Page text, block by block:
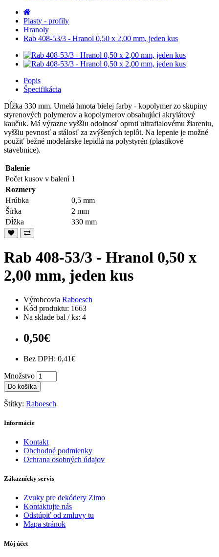
Plasty - profily
Hranoly
Rab 408-53/3 - Hranol 0,50 x 2,00 mm, jeden kus
Popis
Špecifikácia
Dĺžka 330 mm. Umelá hmota bielej farby - kopolymer zo skupiny
styrenových polymerov a kopolymerov obsahujúci akrylátový
kaučuk. Má výrazne vyššiu odolnosť oproti ultrafialovému žiareniu,
vyššiu pevnosť a stálosť za zvýšených teplôt. Na lepenie je možné
použiť bežné modelárske lepidlá na polystyrén (plastikové
stavebnice).
Balenie
Počet kusov v balení 1
Rozmery
Hrúbka
0,5 mm
Šírka
2 mm
Dĺžka
330 mm
Rab 408-53/3 - Hranol 0,50 x
2,00 mm, jeden kus
Výrobcovia Raboesch
Kód produktu: 1663
Na sklade bal / ks: 4
0,50€
Bez DPH: 0,41€
Množstvo
Do košíka
Štítky: Raboesch
Informácie
Kontakt
Obchodné podmienky
Ochrana osobných údajov
Zákaznícky servis
Zvuky pre dekódery Zimo
Kontaktujte nás
Odstúpiť od zmluvy tu
Mapa stránok
Môj účet